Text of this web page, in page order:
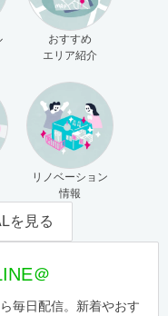
おすすめ
エリア紹介
リノベーション
情報
を見る
＠
毎日配信。新着やおす